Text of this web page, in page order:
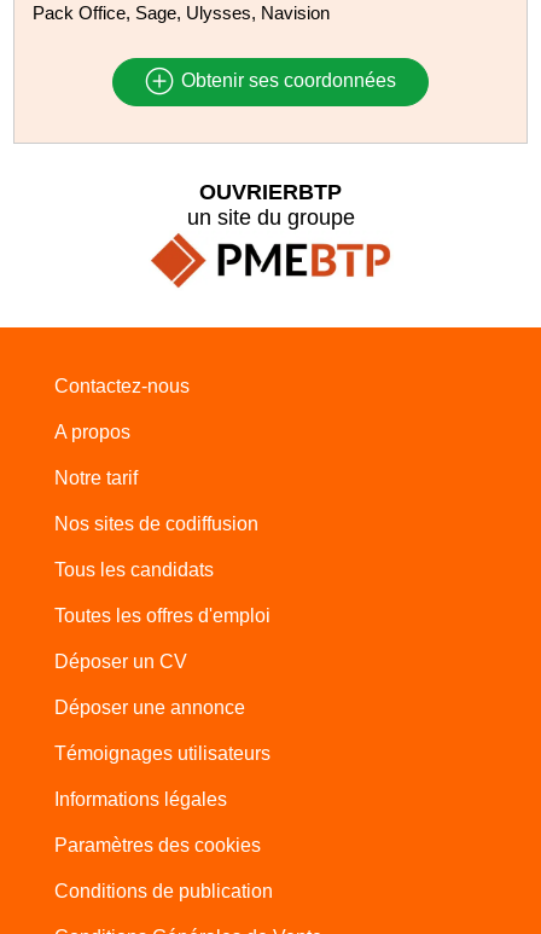
Pack Office, Sage, Ulysses, Navision
Obtenir ses coordonnées
OUVRIERBTP
un site du groupe
Contactez-nous
A propos
Notre tarif
Nos sites de codiffusion
Tous les candidats
Toutes les offres d'emploi
Déposer un CV
Déposer une annonce
Témoignages utilisateurs
Informations légales
Paramètres des cookies
Conditions de publication